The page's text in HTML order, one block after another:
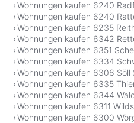
Wohnungen kaufen 6240
Wohnungen kaufen 6240
Wohnungen kaufen 6235
Wohnungen kaufen 6342
Wohnungen kaufen 6351
Wohnungen kaufen 6334
Wohnungen kaufen 6306 Söll
Wohnungen kaufen 6335
Wohnungen kaufen 6344
Wohnungen kaufen 6311
Wohnungen kaufen 6300